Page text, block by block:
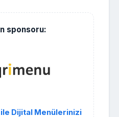
sponsoru:
Dijital Menülerinizi